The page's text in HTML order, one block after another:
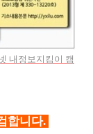
내정보지킴이 캠
합니다.